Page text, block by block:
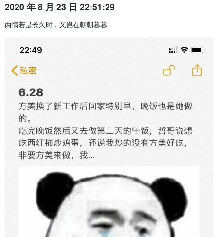
2020 年 8 月 23 日 22:51:29
两情若是长久时，又岂在朝朝暮暮